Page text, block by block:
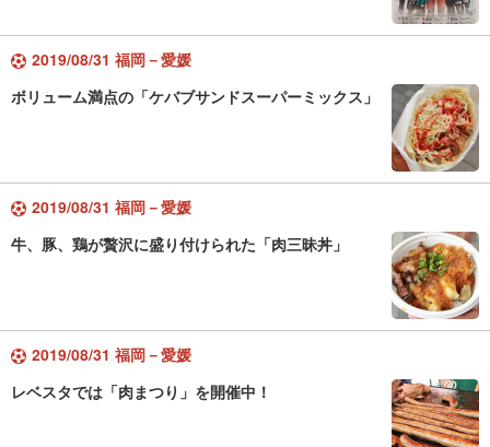
2019/08/31 福岡－愛媛
ボリューム満点の「ケバブサンドスーパーミックス」
2019/08/31 福岡－愛媛
牛、豚、鶏が贅沢に盛り付けられた「肉三昧丼」
2019/08/31 福岡－愛媛
レベスタでは「肉まつり」を開催中！